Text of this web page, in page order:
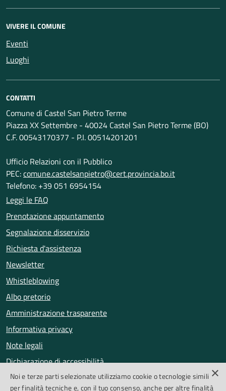
VIVERE IL COMUNE
Eventi
Luoghi
CONTATTI
Comune di Castel San Pietro Terme
Piazza XX Settembre - 40024 Castel San Pietro Terme (BO)
C.F. 00543170377 - P.I. 00514201201
Ufficio Relazioni con il Pubblico
PEC:comune.castelsanpietro@cert.provincia.bo.it
Telefono: +39 051 6954154
Leggi le FAQ
Prenotazione appuntamento
Segnalazione disservizio
Richiesta d'assistenza
Newsletter
Whistleblowing
Albo pretorio
Amministrazione trasparente
Informativa privacy
Note legali
Dichiarazione di accessibilità
Obiettivi di accessibilità
×
Noi e terze parti selezionate utilizziamo cookie o tecnologie simili
per finalità tecniche e, con il tuo consenso, anche per altre finalità